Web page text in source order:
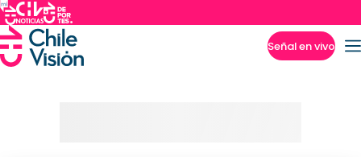
Señal en vivo